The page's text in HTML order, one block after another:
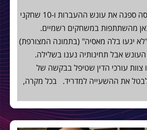
לפני 4 שנים, בארסה ספגה את עונש ההעברות ו-10 שחקני
מהשתתפות במשחקים רשמיים.
יגעו בלה מאסיה" (בתמונה המצורפת)
אבל תחינותיה נענו בשלילה.
צוות עורכי הדין שטיפל בבקשה של
את ההשעייה למדריד. בכל מקרה,